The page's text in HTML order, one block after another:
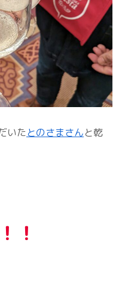
いたとのさまさんと乾
！